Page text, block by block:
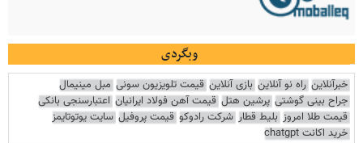
وبگردی
خبرآنلاین راه نو آنلاین بازی آنلاین قیمت تلویزیون سونی مبل مینیمال
جراح بینی گوشتی پرشین هتل قیمت آهن فولاد ایرانیان اعتبارسنجی بانکی
قیمت طلا امروز بلیط قطار شرکت رادوکو قیمت پروفیل سایت یوتوتایمز
خرید اکانت chatgpt